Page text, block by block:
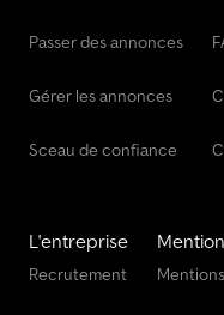
Passer des annonces
Gérer les annonces
Sceau de confiance
L'entreprise
Recrutement